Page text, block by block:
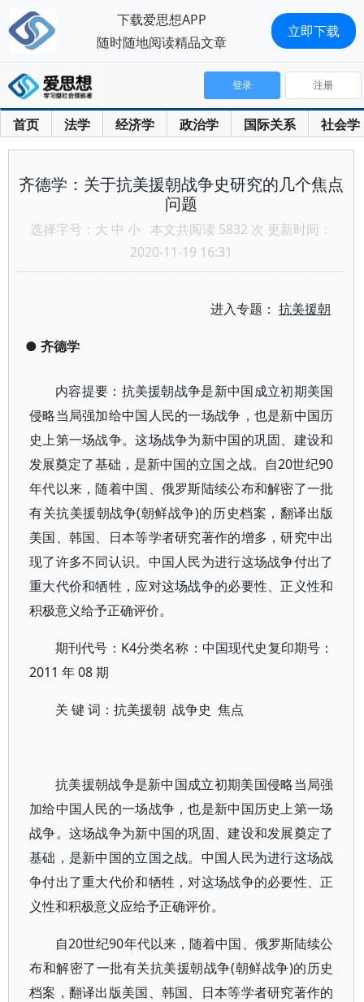
首页 法学 经济学 政治学 国际关系 社会学
登录 注册
齐德学：关于抗美援朝战争史研究的几个焦点
问题
选择字号： 大 中 小 本文共阅读 5832 次 更新时间：
2020-11-19 16:31
进入专题：抗美援朝
●齐德学
内容提要：抗美援朝战争是新中国成立初期美国
侵略当局强加给中国人民的一场战争，也是新中国历
史上第一场战争。这场战争为新中国的巩固、建设和
发展奠定了基础，是新中国的立国之战。自20世纪90
年代以来，随着中国、俄罗斯陆续公布和解密了一批
有关抗美援朝战争(朝鲜战争)的历史档案，翻译出版
美国、韩国、日本等学者研究著作的增多，研究中出
现了许多不同认识。中国人民为进行这场战争付出了
重大代价和牺牲，应对这场战争的必要性、正义性和
积极意义给予正确评价。
期刊代号：K4分类名称：中国现代史复印期号：
2011 年 08 期
关 键 词：抗美援朝 战争史 焦点
抗美援朝战争是新中国成立初期美国侵略当局强
加给中国人民的一场战争，也是新中国历史上第一场
战争。这场战争为新中国的巩固、建设和发展奠定了
基础，是新中国的立国之战。中国人民为进行这场战
争付出了重大代价和牺牲，对这场战争的必要性、正
义性和积极意义应给予正确评价。
自20世纪90年代以来，随着中国、俄罗斯陆续公
布和解密了一批有关抗美援朝战争(朝鲜战争)的历史
档案，翻译出版美国、韩国、日本等学者研究著作的
下载爱思想APP
随时随地阅读精品文章
立即下载